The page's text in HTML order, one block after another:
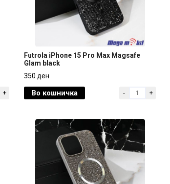
+
Futrola iPhone 15 Pro Max Magsafe
350 ден
Futrola iPhone 15 Pro Max Magsafe
Glam black
350 ден
Во кошничка - +